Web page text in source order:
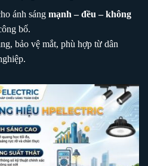
ánh sáng mạnh – đều – không
bố.
bảo vệ mắt, phù hợp từ dân